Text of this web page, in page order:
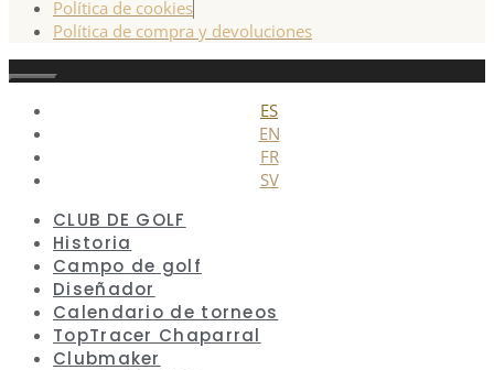
Política de cookies
Política de compra y devoluciones
Cerrar
ES
EN
FR
SV
CLUB DE GOLF
Historia
Campo de golf
Diseñador
Calendario de torneos
TopTracer Chaparral
Clubmaker